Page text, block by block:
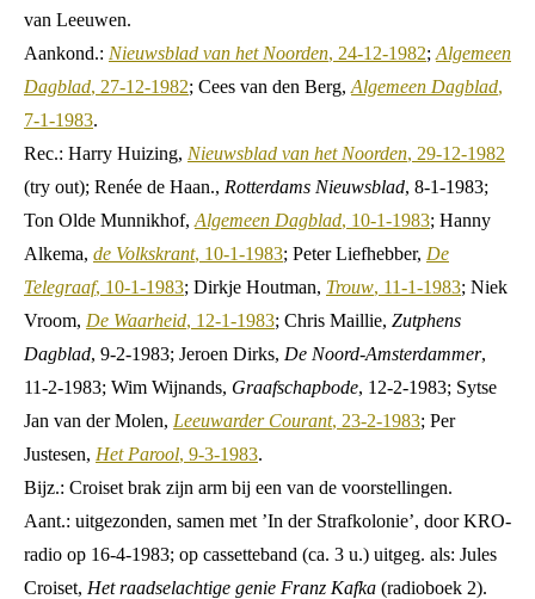
van Leeuwen.
Aankond.: Nieuwsblad van het Noorden, 24-12-1982; Algemeen
Dagblad, 27-12-1982; Cees van den Berg, Algemeen Dagblad,
7-1-1983.
Rec.: Harry Huizing, Nieuwsblad van het Noorden, 29-12-1982
(try out); Renée de Haan., Rotterdams Nieuwsblad, 8-1-1983;
Ton Olde Munnikhof, Algemeen Dagblad, 10-1-1983; Hanny
Alkema, de Volkskrant, 10-1-1983; Peter Liefhebber, De
Telegraaf, 10-1-1983; Dirkje Houtman, Trouw, 11-1-1983; Niek
Vroom, De Waarheid, 12-1-1983; Chris Maillie, Zutphens
Dagblad, 9-2-1983; Jeroen Dirks, De Noord-Amsterdammer,
11-2-1983; Wim Wijnands, Graafschapbode, 12-2-1983; Sytse
Jan van der Molen, Leeuwarder Courant, 23-2-1983; Per
Justesen, Het Parool, 9-3-1983.
Bijz.: Croiset brak zijn arm bij een van de voorstellingen.
Aant.: uitgezonden, samen met ’In der Strafkolonie’, door KRO-
radio op 16-4-1983; op cassetteband (ca. 3 u.) uitgeg. als: Jules
Croiset, Het raadselachtige genie Franz Kafka (radioboek 2).